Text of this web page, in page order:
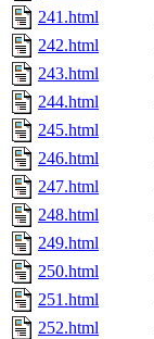
241.html
242.html
243.html
244.html
245.html
246.html
247.html
248.html
249.html
250.html
251.html
252.html